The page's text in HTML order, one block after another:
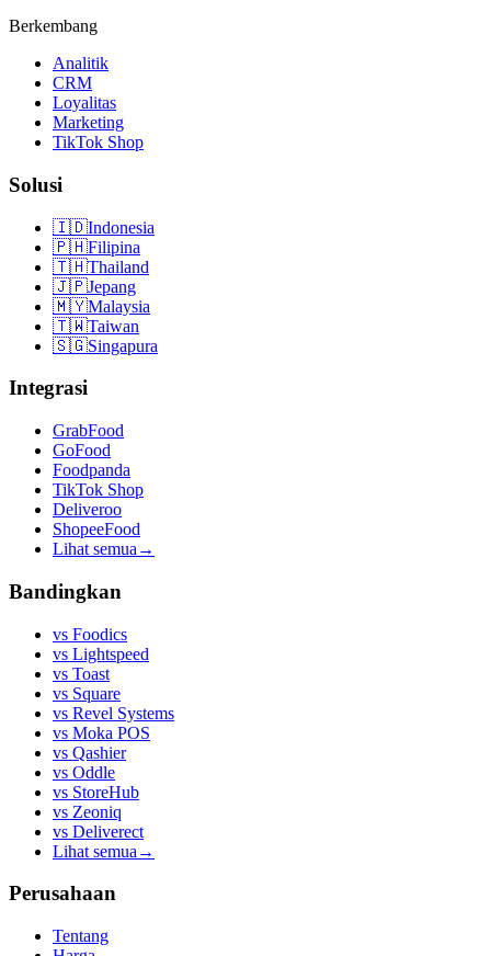
Berkembang
Analitik
CRM
Loyalitas
Marketing
TikTok Shop
Solusi
🇮🇩Indonesia
🇵🇭Filipina
🇹🇭Thailand
🇯🇵Jepang
🇲🇾Malaysia
🇹🇼Taiwan
🇸🇬Singapura
Integrasi
GrabFood
GoFood
Foodpanda
TikTok Shop
Deliveroo
ShopeeFood
Lihat semua →
Bandingkan
vs Foodics
vs Lightspeed
vs Toast
vs Square
vs Revel Systems
vs Moka POS
vs Qashier
vs Oddle
vs StoreHub
vs Zeoniq
vs Deliverect
Lihat semua →
Perusahaan
Tentang